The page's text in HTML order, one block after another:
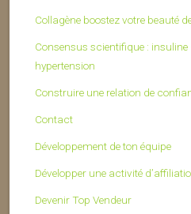
Collagène boostez votre beauté
Consensus scientifique :
hypertension
Construire une relation de
Contact
Développement de ton équipe
Développer une activité
Devenir Top Vendeur